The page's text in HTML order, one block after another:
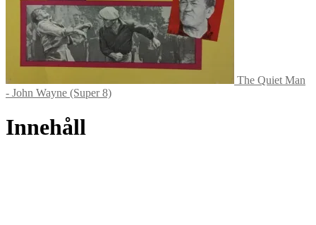
The Quiet Man
- John Wayne (Super 8)
Innehåll